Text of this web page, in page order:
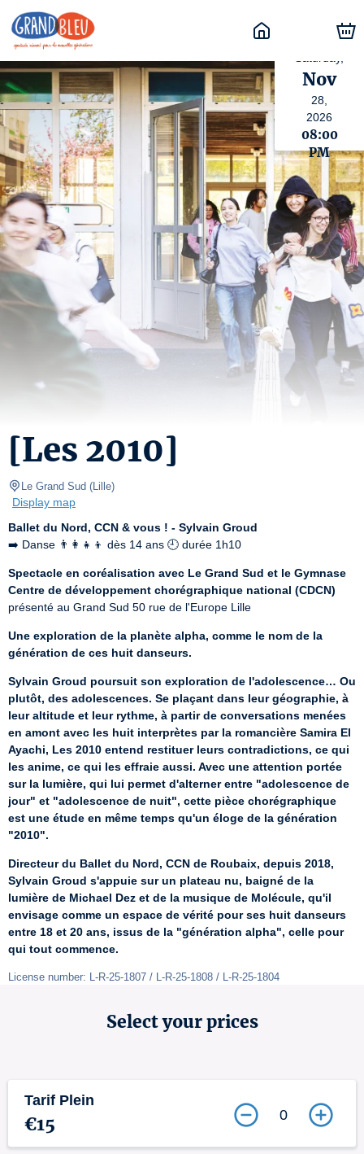
Nov
28,
2026
08:00
PM
[Les 2010]
Le Grand Sud (Lille)
Display map
Ballet du Nord, CCN & vous ! - Sylvain Groud
➡️ Danse 👨‍👩‍👧‍👦 dès 14 ans 🕘 durée 1h10
Spectacle en coréalisation avec Le Grand Sud et le Gymnase
Centre de développement chorégraphique national (CDCN)
présenté au Grand Sud 50 rue de l'Europe Lille
Une exploration de la planète alpha, comme le nom de la
génération de ces huit danseurs.
Sylvain Groud poursuit son exploration de l'adolescence… Ou
plutôt, des adolescences. Se plaçant dans leur géographie, à
leur altitude et leur rythme, à partir de conversations menées
en amont avec les huit interprètes par la romancière Samira El
Ayachi, Les 2010 entend restituer leurs contradictions, ce qui
les anime, ce qui les effraie aussi. Avec une attention portée
sur la lumière, qui lui permet d'alterner entre "adolescence de
jour" et "adolescence de nuit", cette pièce chorégraphique
est une étude en même temps qu'un éloge de la génération
"2010".
Directeur du Ballet du Nord, CCN de Roubaix, depuis 2018,
Sylvain Groud s'appuie sur un plateau nu, baigné de la
lumière de Michael Dez et de la musique de Molécule, qu'il
envisage comme un espace de vérité pour ses huit danseurs
entre 18 et 20 ans, issus de la "génération alpha", celle pour
qui tout commence.
License number: L-R-25-1807 / L-R-25-1808 / L-R-25-1804
Select your prices
Tarif Plein
€15 0